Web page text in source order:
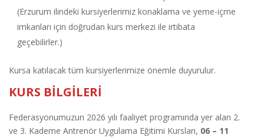
(Erzurum ilindeki kursiyerlerimiz konaklama ve yeme-içme
imkanları için doğrudan kurs merkezi ile irtibata
geçebilirler.)
Kursa katılacak tüm kursiyerlerimize önemle duyurulur.
KURS BİLGİLERİ
Federasyonumuzun 2026 yılı faaliyet programında yer alan 2.
ve 3. Kademe Antrenör Uygulama Eğitimi Kursları, 06 – 11